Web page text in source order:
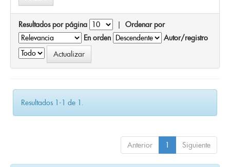
Resultados por página | Ordenar por
En orden
Autor/registro
Resultados 1-1 de 1.
Anterior 1 Siguiente